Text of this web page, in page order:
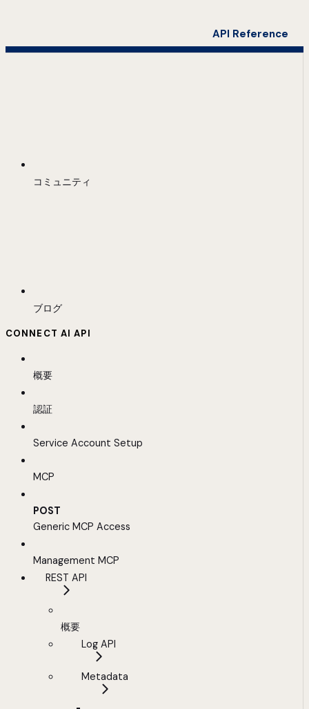
API Reference
コミュニティ
ブログ
CONNECT AI API
概要
認証
Service Account Setup
MCP
POST
Generic MCP Access
Management MCP
REST API
概要
Log API
Metadata